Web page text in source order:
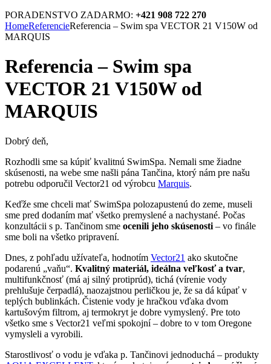
PORADENSTVO ZADARMO: +421 908 722 270
HomeReferencieReferencia – Swim spa VECTOR 21 V150W od
MARQUIS
Referencia – Swim spa
VECTOR 21 V150W od
MARQUIS
Dobrý deň,
Rozhodli sme sa kúpiť kvalitnú SwimSpa. Nemali sme žiadne
skúsenosti, na webe sme našli pána Tančina, ktorý nám pre našu
potrebu odporučil Vector21 od výrobcu Marquis.
Keďže sme chceli mať SwimSpa polozapustenú do zeme, museli
sme pred dodaním mať všetko premyslené a nachystané. Počas
konzultácii s p. Tančinom sme ocenili jeho skúsenosti – vo finále
sme boli na všetko pripravení.
Dnes, z pohľadu užívateľa, hodnotím Vector21 ako skutočne
podarenú „vaňu“. Kvalitný materiál, ideálna veľkosť a tvar,
multifunkčnosť (má aj silný protiprúd), tichá (vírenie vody
prehlušuje čerpadlá), naozajstnou perličkou je, že sa dá kúpať v
teplých bublinkách. Čistenie vody je hračkou vďaka dvom
kartušovým filtrom, aj termokryt je dobre vymyslený. Pre toto
všetko sme s Vector21 veľmi spokojní – dobre to v tom Oregone
vymysleli a vyrobili.
Starostlivosť o vodu je vďaka p. Tančinovi jednoduchá – produkty